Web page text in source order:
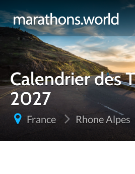
Calendrier des
2027
France Rhone Alpes